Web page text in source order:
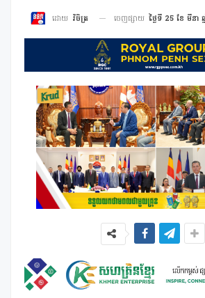
ដោយ វិចិត្រ ចេញផ្សាយ ថ្ងៃទី 25 ខែ មីនា